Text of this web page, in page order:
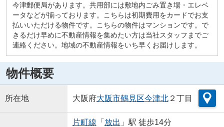
今津郵便局があります。共用部には敷地内ごみ置き場・エレベ
ータなどが揃っております。こちらは初期費用をカードでお支
払いいただける物件です。こちらの物件はマンションです。で
きるだけ早めに不動産情報を集めたい方は当社スタッフまでご
連絡ください。地域の不動産情報をいち早くお届けします。
物件概要
所在地 大阪府大阪市鶴見区今津北２丁目
片町線 「 放出 」駅 徒歩14分